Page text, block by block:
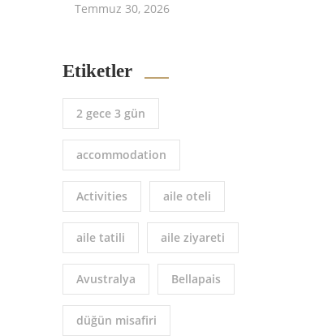
Temmuz 30, 2026
Etiketler
2 gece 3 gün
accommodation
Activities aile oteli
aile tatili aile ziyareti
Avustralya Bellapais
düğün misafiri